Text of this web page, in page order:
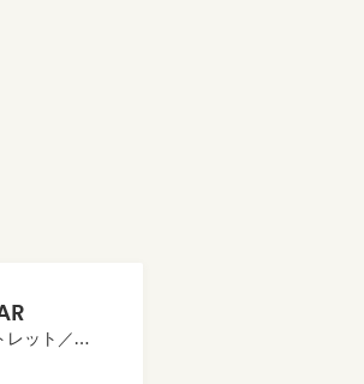
メディア・アウトレット／ジャーナリスト